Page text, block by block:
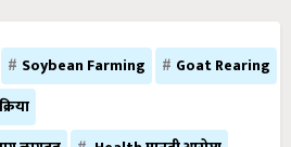
Soybean Farming
Goat Rearing